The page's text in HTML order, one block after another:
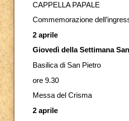
CAPPELLA PAPALE
Commemorazione
2 aprile
Giovedì della Settimana
Basilica di San Pietro
ore 9.30
Messa del Crisma
2 aprile